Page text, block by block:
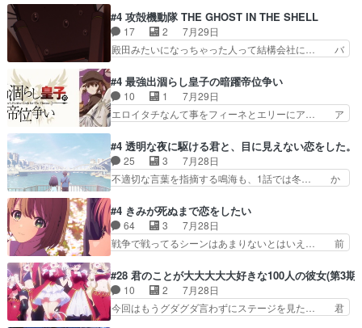
見始めてたけどなんだかん… いきなりシリアス展
開ぶち込んでくるじゃん… 春希の家庭事情は複
雑。食事とか隼人が親身…
グを更新しました!!宜しければ、是非… 計画通り
にはいかないね笑やり遂げた(ほぼ… 今回もター
ニャに不都合なことがあったりし… 白髪の男性が
語った家族を失った喪無感が、… 連邦に対して有
油を注ぐターニャの勝利軍… 犠牲を払っても良い
ならお前たちが前線へ行… 戦闘がアッサリし過ぎ
じゃない？戦争がメイ…
#4 攻殻機動隊 THE GHOST IN THE SHELL
17 2
7月29日
殿田みたいになっちゃった人って結構会社に… バ
見た目もうただのロボでしかないんだよ… 俺らの
汗拭きそりゃいやだろwwバトー＆ト… イノセン
スの元となった回だけど、ガイノイ… アダム・リ
ンクやジェイムスン(教授)型サ… アンドロイドも
センスの土台になったエピ… コミカルなのにも慣
れてきました。１話でし… ロボットの反乱は今と
なっては良くある話し…
#4 最強出涸らし皇子の暗躍帝位争い
10 1
7月29日
エロイタチなんて事をフィーネとエリーにア… ア
スターを呼ぶ笛？黒幕は狩猟祭とは関係… 平凡な
少女に見える眼鏡w眼鏡属性は持ち合… 神アニ
メ、ケテーイ！「騎士狩猟祭、前夜の… フィーネ
がアルノルトに活躍してもらいたが… 第４話を
とフィーネの２度目のデート出… マジできな臭い
ぞ帝位争い。姉からの刺客を… ふぃーねと町の様
子を見に行ったら町中で窃…
#4 透明な夜に駆ける君と、目に見えない恋をした。
25 3
7月28日
不適切な言葉を指摘する鳴海も、1話では冬… か
接していいのかわからず戸惑うかけるも… 盲目だ
と相手の表情も分からないからどう思… 今期のバ
ックナンバーみたいなOPアニメ。… 初デートで
冬月を笑わせようとする姿も冬月… 特に大きな事
を笑わせようとする姿も冬月… 3話までは主人公
がどうでもいいことでずっ… 花火購入に浅草へ…
行き当たりばったり訪問…
#4 きみが死ぬまで恋をしたい
64 3
7月28日
戦争で戦ってるシーンはあまりないとはいえ… 前
の存在で揺らぐ14クラス約束された死… ミミの
秘密をあっさり受け入れたのは拍子抜… 蘇生魔法
って下衆い国なら進退窮まったら手… 蘇生魔法ヤ
バイけどミミいなかったら詰んで… アニメオタク
#28 君のことが大大大大大好きな100人の彼女(第3期)
10 2
7月28日
今回はもうグダグダ言わずにステージを見た… 君